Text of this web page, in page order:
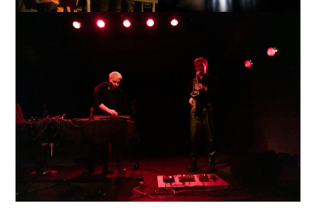
Thomas Burckhalter / Norient, Berne/Berlin
Madeleine Leclair / Musée d’ethnographie,
Ethnomusicologie et AIMP, Genève
Ramon de Marco / Idee und Klang, Bâle + Swiss
Nathalie Rebholz / Joyfully Waiting, Genève
Ludwig Berger / Sonic Topologies, Zurich
Céline Carridroit, Marie Jeanson / Les yeux grand
fermés, Genève
Jonas Kocher / Bruit, Bienne
Francesca Ceccherini – Zaira Oram / Oto Sound
Museum, Zurich
Augustin Maurs / The Music Chamber – artgenève,
Genève
Marion Innocenzi / Cave 12, Genève